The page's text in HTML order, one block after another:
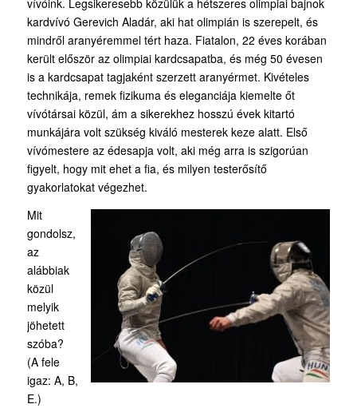
kardvívó Gerevich Aladár, aki hat olimpián is szerepelt, és
mindről aranyéremmel tért haza. Fiatalon, 22 éves korában
került először az olimpiai kardcsapatba, és még 50 évesen
is a kardcsapat tagjaként szerzett aranyérmet. Kivételes
technikája, remek fizikuma és eleganciája kiemelte őt
vívótársai közül, ám a sikerekhez hosszú évek kitartó
munkájára volt szükség kiváló mesterek keze alatt. Első
vívómestere az édesapja volt, aki még arra is szigorúan
figyelt, hogy mit ehet a fia, és milyen testerősítő
gyakorlatokat végezhet.
Mit
gondolsz,
az
alábbiak
közül
melyik
jöhetett
szóba?
(A fele
igaz: A, B,
E.)